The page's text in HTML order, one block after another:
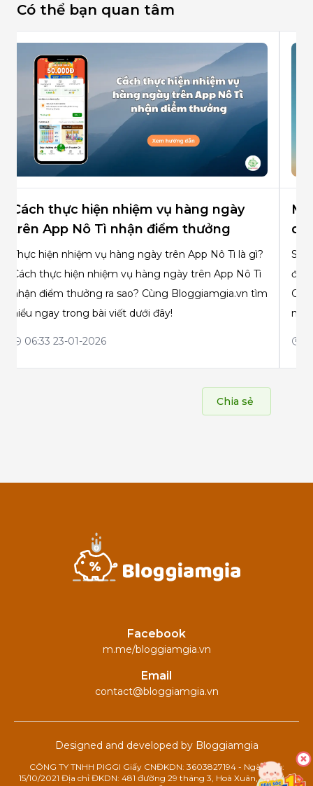
Có thể bạn quan tâm
Cách thực hiện nhiệm vụ hàng ngày
trên App Nô Tì nhận điểm thưởng
Thực hiện nhiệm vụ hàng ngày trên App Nô Tì là gì?
Cách thực hiện nhiệm vụ hàng ngày trên App Nô Tì
nhận điểm thưởng ra sao? Cùng Bloggiamgia.vn tìm
hiểu ngay trong bài viết dưới đây!
06:33 23-01-2026
Chia sẻ
này
Facebook
m.me/bloggiamgia.vn
Email
contact@bloggiamgia.vn
Designed and developed by Bloggiamgia
CÔNG TY TNHH PIGGI Giấy CNĐKDN: 3603827194 - Ngày cấp:
15/10/2021 Địa chỉ ĐKDN: 481 đường 29 tháng 3, Hoà Xuân, Cẩm Lệ,